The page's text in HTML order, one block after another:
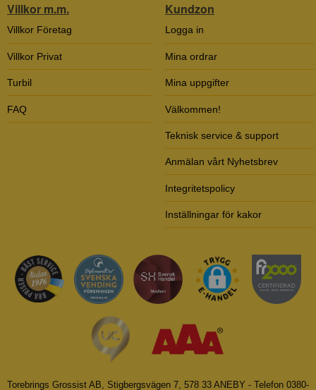
Villkor m.m.
Villkor Företag
Villkor Privat
Turbil
FAQ
Kundzon
Logga in
Mina ordrar
Mina uppgifter
Välkommen!
Teknisk service & support
Anmälan vårt Nyhetsbrev
Integritetspolicy
Inställningar för kakor
Torebrings Grossist AB, Stigbergsvägen 7, 578 33 ANEBY - Telefon 0380-